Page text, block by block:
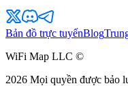
Bản đồ trực tuyếnBlog
WiFi Map LLC ©
2026 Mọi quyền được bảo